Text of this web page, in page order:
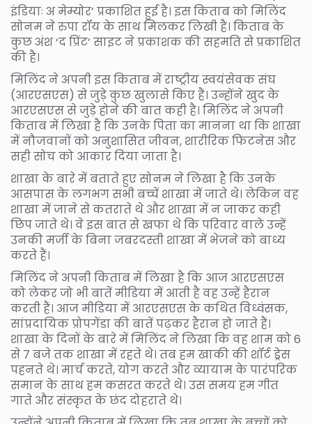
इंडियाः अ मेम्योर’ प्रकाशित हुई है। इस किताब को मिलिंद
सोनम ने रुपा रॉय के साथ मिलकर लिखी है। किताब के
कुछ अंश ‘द प्रिंट’ साइट ने प्रकाशक की सहमति से प्रकाशित
की है।
मिलिंद ने अपनी इस किताब में राष्ट्रीय स्वयंसेवक संघ
(आरएसएस) से जुड़े कुछ खुलासे किए हैं। उन्होंने खुद के
आरएसएस से जुड़े होने की बात कही है। मिलिंद ने अपनी
किताब में लिखा है कि उनके पिता का मानना था कि शाखा
में नौजवानों को अनुशासित जीवन, शारीरिक फिटनेस और
सही सोच को आकार दिया जाता है।
शाखा के बारे में बताते हुए सोनम ने लिखा है कि उनके
आसपास के लगभग सभी बच्चें शाखा में जाते थे। लेकिन वह
शाखा में जाने से कतराते थे और शाखा में न जाकर कही
छिप जाते थे। वे इस बात से खफा थे कि परिवार वाले उन्हें
उनकी मर्जी के बिना जबरदस्ती शाखा में भेजने को बाध्य
करते हैं।
मिलिंद ने अपनी किताब में लिखा है कि आज आरएसएस
को लेकर जो भी बातें मीडिया में आती है वह उन्हें हैरान
करती हैं। आज मीडिया में आरएसएस के कथित विध्वंसक,
सांप्रदायिक प्रोपगेंडा की बातें पढ़कर हैरान हो जाते हैं।
शाखा के दिनों के बारे में मिलिंद ने लिखा कि वह शाम को 6
से 7 बजे तक शाखा में रहते थे। तब हम खाकी की शॉर्ट ड्रेस
पहनते थे। मार्च करते, योग करते और व्यायाम के पारंपरिक
समान के साथ हम कसरत करते थे। उस समय हम गीत
गाते और संस्कृत के छंद दोहराते थे।